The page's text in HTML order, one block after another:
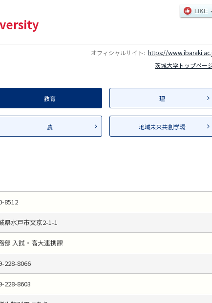
オフィシャルサイト: https://
茨城大学トップペー
教育 理
農 地域未来共創学環
8512
県水戸市文京2-1-1
部 入試・高大連携課
228-8066
228-8603